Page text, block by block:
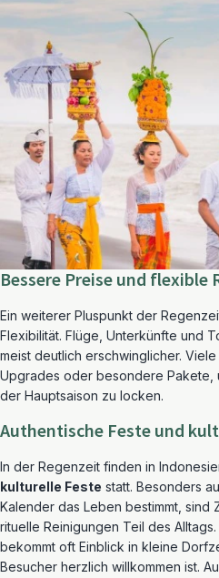
Bessere Preise und flexible
Ein weiterer Pluspunkt der
Flexibilität. Flüge, Unterkünfte und
meist deutlich erschwinglicher.
Upgrades oder besondere Pakete,
der Hauptsaison zu locken.
Authentische Feste und
In der Regenzeit finden in
kulturelle Feste statt. Besonders
Kalender das Leben bestimmt, sind
rituelle Reinigungen Teil des
bekommt oft Einblick in kleine
Besucher herzlich willkommen ist.